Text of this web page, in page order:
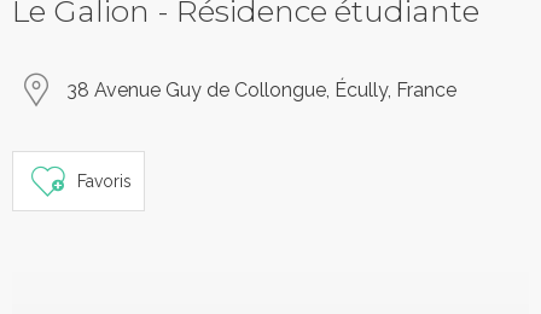
Le Galion - Résidence étudiante
38 Avenue Guy de Collongue, Écully, France
Favoris